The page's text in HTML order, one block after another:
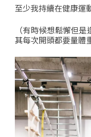
至少我持續在健康運
（有時候想鬆懈但
其每次開頭都要量體